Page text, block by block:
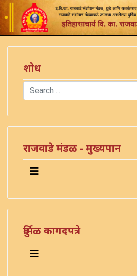
शोध
Search
राजवाडे मंडळ - मुख्यपान
दुर्मिळ कागदपत्रे